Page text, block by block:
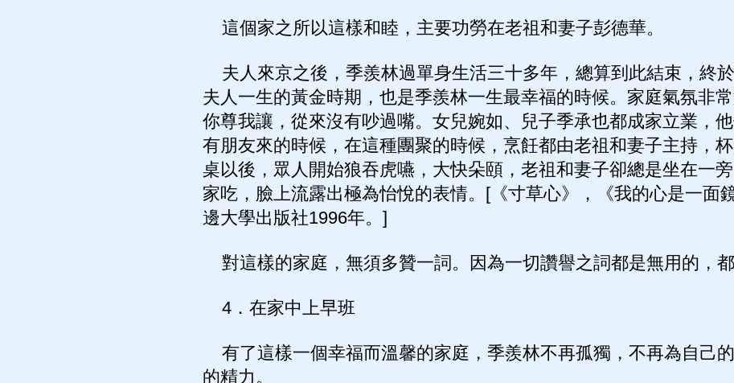
這個家之所以這樣和睦，主要功勞在老祖和妻子彭德華。
夫人來京之後，季羨林過單身生活三十多年，總算到此結束，終
夫人一生的黃金時期，也是季羨林一生最幸福的時候。家庭氣氛非
你尊我讓，從來沒有吵過嘴。女兒婉如、兒子季承也都成家立業，
有朋友來的時候，在這種團聚的時候，烹飪都由老祖和妻子主持，
桌以後，眾人開始狼吞虎嚥，大快朵頤，老祖和妻子卻總是坐在一
家吃，臉上流露出極為怡悅的表情。[《寸草心》，《我的心是一面
邊大學出版社1996年。]
對這樣的家庭，無須多贊一詞。因為一切讚譽之詞都是無用的，都
4．在家中上早班
有了這樣一個幸福而溫馨的家庭，季羨林不再孤獨，不再為自己
的精力。